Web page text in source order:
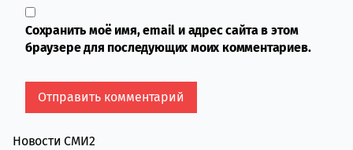
Сохранить моё имя, email и адрес сайта в этом
браузере для последующих моих комментариев.
Новости СМИ2